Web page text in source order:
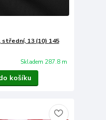
13 (10) 145
Skladem 287.8 m
košíku